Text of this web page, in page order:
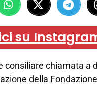
su
consiliare chiamata a
della